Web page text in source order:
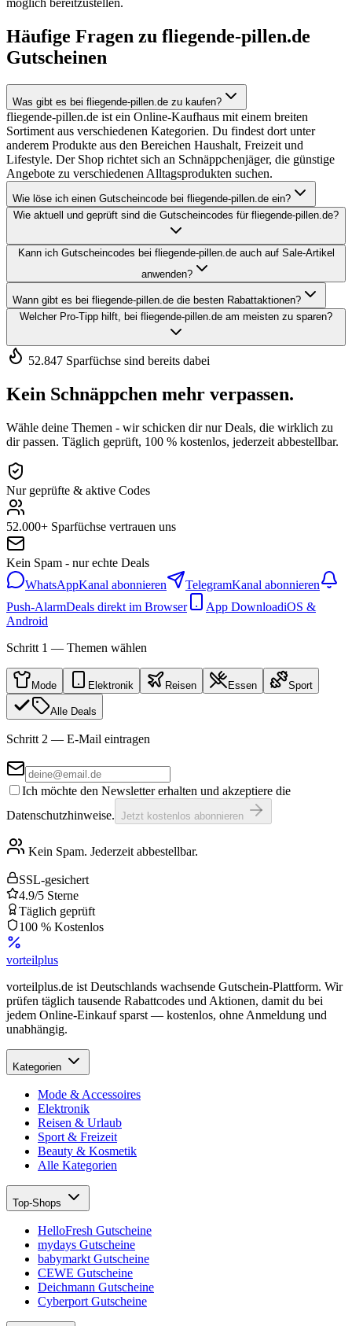
möglich bereitzustellen.
Häufige Fragen zu fliegende-pillen.de
Gutscheinen
Was gibt es bei fliegende-pillen.de zu kaufen?
fliegende-pillen.de ist ein Online-Kaufhaus mit einem breiten
Sortiment aus verschiedenen Kategorien. Du findest dort unter
anderem Produkte aus den Bereichen Haushalt, Freizeit und
Lifestyle. Der Shop richtet sich an Schnäppchenjäger, die günstige
Angebote zu verschiedenen Alltagsprodukten suchen.
Wie löse ich einen Gutscheincode bei fliegende-pillen.de ein?
Wie aktuell und geprüft sind die Gutscheincodes für fliegende-pillen.de?
Kann ich Gutscheincodes bei fliegende-pillen.de auch auf Sale-Artikel
anwenden?
Wann gibt es bei fliegende-pillen.de die besten Rabattaktionen?
Welcher Pro-Tipp hilft, bei fliegende-pillen.de am meisten zu sparen?
52.847 Sparfüchse sind bereits dabei
Kein Schnäppchen mehr verpassen.
Wähle deine Themen - wir schicken dir nur Deals, die wirklich zu
dir passen. Täglich geprüft, 100 % kostenlos, jederzeit abbestellbar.
Nur geprüfte & aktive Codes
52.000+ Sparfüchse vertrauen uns
Kein Spam - nur echte Deals
WhatsAppKanal abonnieren TelegramKanal abonnieren
Push-AlarmDeals direkt im Browser App DownloadiOS &
Android
Schritt 1 — Themen wählen
Mode Elektronik Reisen Essen Sport
Alle Deals
Schritt 2 — E-Mail eintragen
Ich möchte den Newsletter erhalten und akzeptiere die
Datenschutzhinweise. Jetzt kostenlos abonnieren
Kein Spam. Jederzeit abbestellbar.
SSL-gesichert
4.9/5 Sterne
Täglich geprüft
100 % Kostenlos
vorteilplus
vorteilplus.de ist Deutschlands wachsende Gutschein-Plattform. Wir
prüfen täglich tausende Rabattcodes und Aktionen, damit du bei
jedem Online-Einkauf sparst — kostenlos, ohne Anmeldung und
unabhängig.
Kategorien
Mode & Accessoires
Elektronik
Reisen & Urlaub
Sport & Freizeit
Beauty & Kosmetik
Alle Kategorien
Top-Shops
HelloFresh Gutscheine
mydays Gutscheine
babymarkt Gutscheine
CEWE Gutscheine
Deichmann Gutscheine
Cyberport Gutscheine